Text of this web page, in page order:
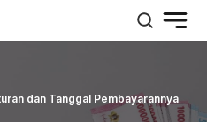
dan Tanggal Pembayarannya